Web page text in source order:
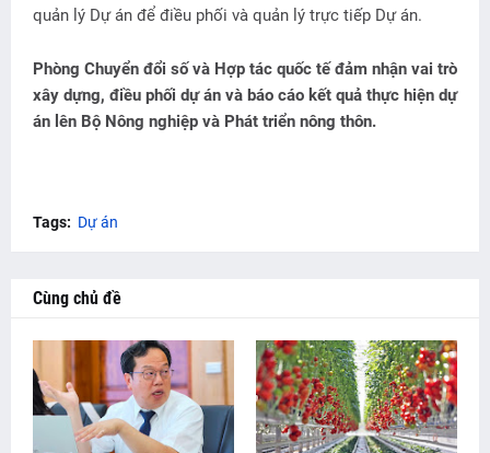
quản lý Dự án để điều phối và quản lý trực tiếp Dự án.
Phòng Chuyển đổi số và Hợp tác quốc tế đảm nhận vai trò
xây dựng, điều phối dự án và báo cáo kết quả thực hiện dự
án lên Bộ Nông nghiệp và Phát triển nông thôn.
Tags: Dự án
Cùng chủ đề